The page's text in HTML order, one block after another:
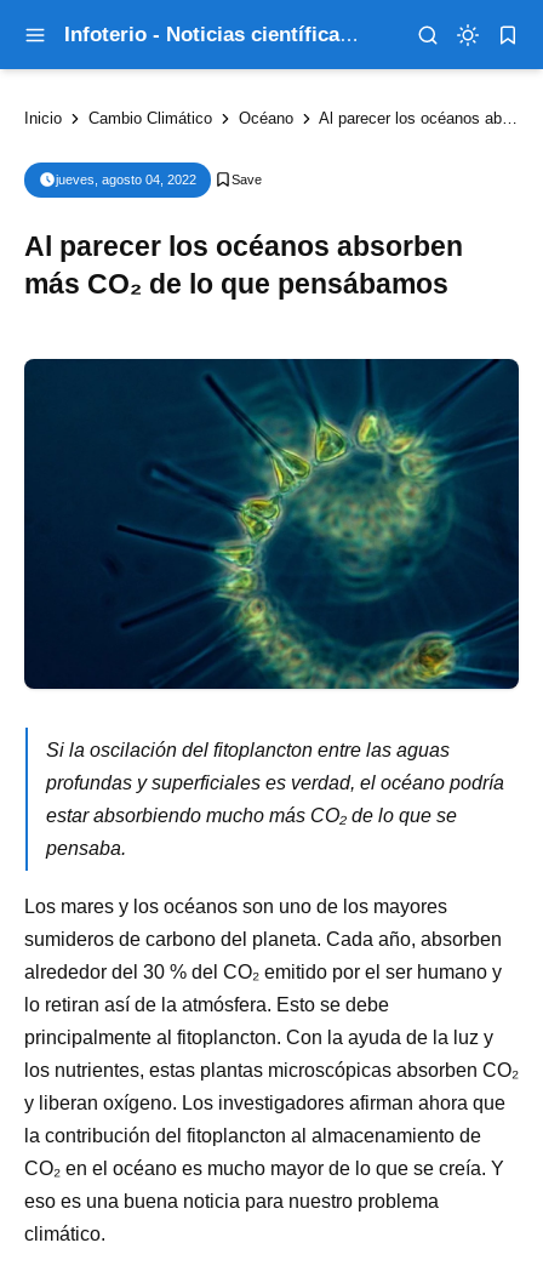
Infoterio - Noticias científicas que explican el mundo
Inicio Cambio Climático Océano Al parecer los océanos absorben más CO₂ de lo que pensábamos
jueves, agosto 04, 2022
Al parecer los océanos absorben
más CO₂ de lo que pensábamos
Si la oscilación del fitoplancton entre las aguas
profundas y superficiales es verdad, el océano podría
estar absorbiendo mucho más CO₂ de lo que se
pensaba.
Los mares y los océanos son uno de los mayores
sumideros de carbono del planeta. Cada año, absorben
alrededor del 30 % del CO₂ emitido por el ser humano y
lo retiran así de la atmósfera. Esto se debe
principalmente al fitoplancton. Con la ayuda de la luz y
los nutrientes, estas plantas microscópicas absorben CO₂
y liberan oxígeno. Los investigadores afirman ahora que
la contribución del fitoplancton al almacenamiento de
CO₂ en el océano es mucho mayor de lo que se creía. Y
eso es una buena noticia para nuestro problema
climático.